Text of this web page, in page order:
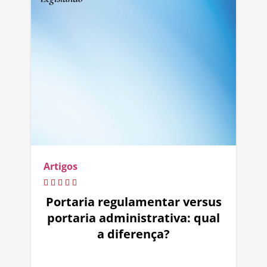
Artigos
Portaria regulamentar versus
portaria administrativa: qual
a diferença?